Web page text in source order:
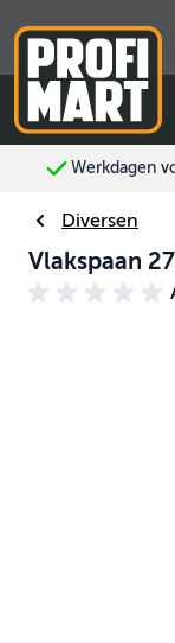
Werkdagen
Diversen
Vlakspaan